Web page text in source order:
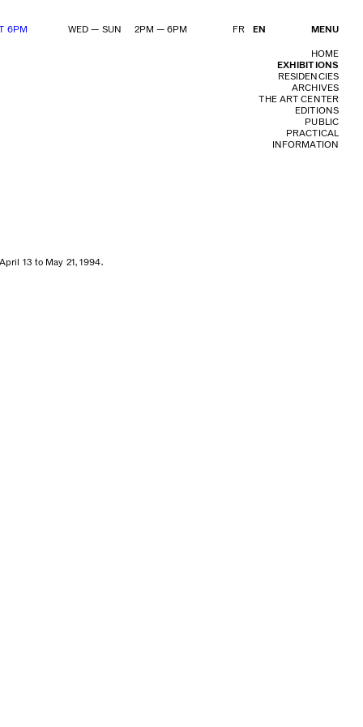
6PM WED — SUN 2PM — 6PM FR EN MENU
HOME
EXHIBITIONS
RESIDENCIES
ARCHIVES
THE ART CENTER
EDITIONS
PUBLIC
PRACTICAL
INFORMATION
13 to May 21, 1994.